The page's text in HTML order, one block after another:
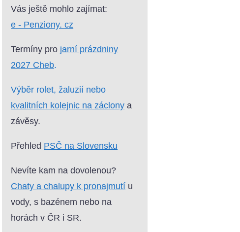
Vás ještě mohlo zajímat:
e - Penziony. cz
Termíny pro jarní prázdniny
2027 Cheb.
Výběr rolet, žaluzií nebo
kvalitních kolejnic na záclony a
závěsy.
Přehled PSČ na Slovensku
Nevíte kam na dovolenou?
Chaty a chalupy k pronajmutí u
vody, s bazénem nebo na
horách v ČR i SR.